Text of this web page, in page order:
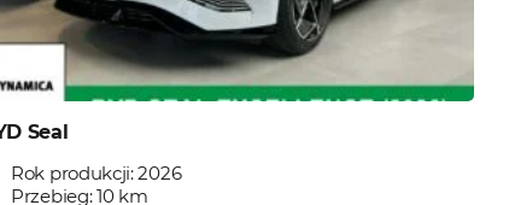
Seal
Rok produkcji: 2026
Przebieg: 10 km